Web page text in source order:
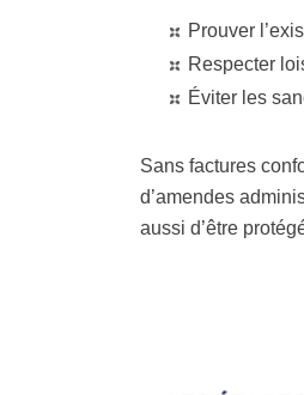
Prouver
Respecter
Éviter les
Sans factures
d’amendes
aussi d’être